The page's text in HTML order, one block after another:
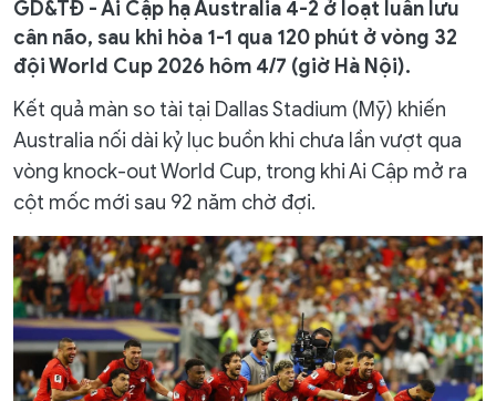
GD&TĐ - Ai Cập hạ Australia 4-2 ở loạt luân lưu
cân não, sau khi hòa 1-1 qua 120 phút ở vòng 32
đội World Cup 2026 hôm 4/7 (giờ Hà Nội).
Kết quả màn so tài tại Dallas Stadium (Mỹ) khiến
Australia nối dài kỷ lục buồn khi chưa lần vượt qua
vòng knock-out World Cup, trong khi Ai Cập mở ra
cột mốc mới sau 92 năm chờ đợi.